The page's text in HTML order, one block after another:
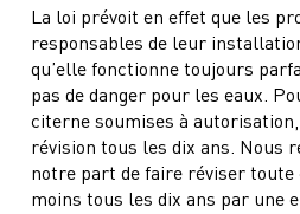
La loi prévoit en effet que les
responsables de leur
qu’elle fonctionne toujours
pas de danger pour les eaux.
citerne soumises à
révision tous les dix ans. Nous
notre part de faire réviser toute
moins tous les dix ans par une